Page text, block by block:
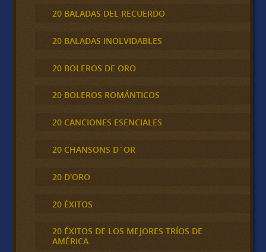
20 BALADAS DEL RECUERDO
20 BALADAS INOLVIDABLES
20 BOLEROS DE ORO
20 BOLEROS ROMÁNTICOS
20 CANCIONES ESENCIALES
20 CHANSONS D´OR
20 D'ORO
20 ÉXITOS
20 ÉXITOS DE LOS MEJORES TRÍOS DE
AMÉRICA